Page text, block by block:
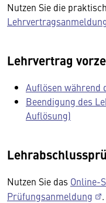
Nutzen Sie die
Lehrvertrag
Auflösen während
Beendigung des
Auflösung)
Nutzen Sie das Online-
Prüfungsanmeldung
.